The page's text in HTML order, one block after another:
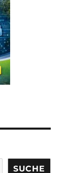
SUCHE